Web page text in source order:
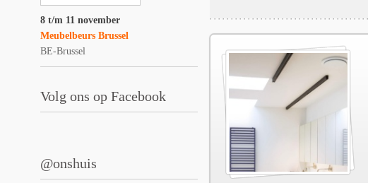
8 t/m 11 november
Meubelbeurs Brussel
BE-Brussel
Volg ons op Facebook
@onshuis